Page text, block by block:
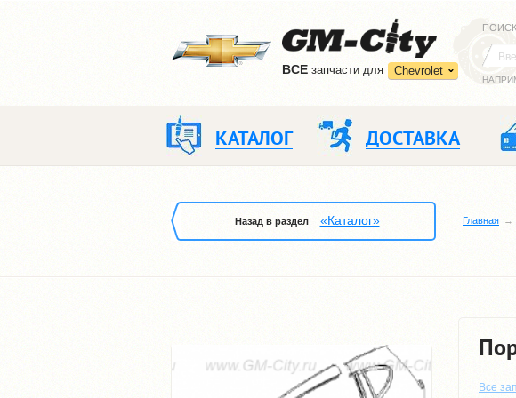
ВCE запчасти для Chevrolet
КАТАЛОГ ДОСТАВКА
Назад в раздел «Каталог» Главная
Все